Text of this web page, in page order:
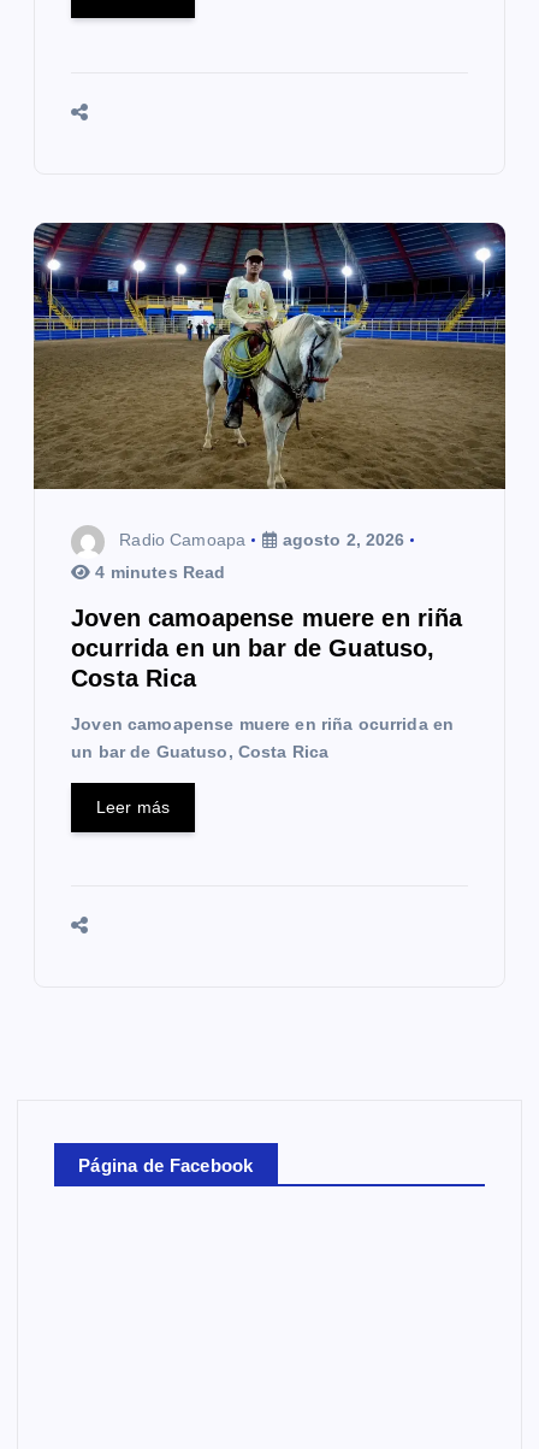
Radio Camoapa
agosto 2, 2026
4 minutes Read
Joven camoapense muere en riña
ocurrida en un bar de Guatuso,
Costa Rica
Joven camoapense muere en riña ocurrida en
un bar de Guatuso, Costa Rica
Leer más
Página de Facebook